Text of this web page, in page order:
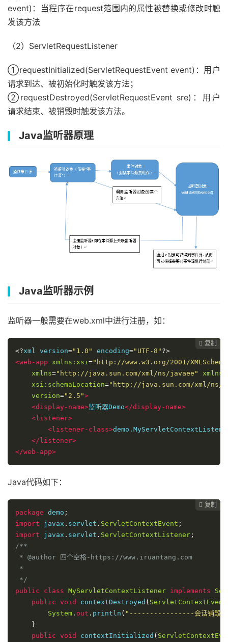
event)：当程序在request范围内的属性被替换或修改时触
发该方法
（2）ServletRequestListener
①requestInitialized(ServletRequestEvent event)：用户
请求到达、被初始化时触发该方法；
②requestDestroyed(ServletRequestEvent sre)：用户
请求结束、被销毁时触发该方法。
Java监听器原理
Java监听器示例
监听器一般需要在web.xml中进行注册，如：
 复制
 复制
 复制
 复制
<?xml version="1.0" encoding="UTF-8" ?>
<web-app xmlns:xsi="http://www.w3.org/2001/
xmlns="http://java.sun.com/xml/ns/javaee"
xsi:schemaLocation="http://java.sun.com/xml/ns/
version="2.5">
<display-name>监听器Demo</display-name>
<listener>
<listener-class>
</listener>
</web-app>
Java代码如下：
 复制
 复制
 复制
package demo ;
import javax . servlet . ServletContextEvent ;
import javax . servlet . ServletContextListener ;
/**
* @author 四个空格-https://www.iruantang.com
*
*/
public
class MyServletContextListener implements
public void contextDestroyed ( ServletContextEvent
System . out . println ( "----------------会话销
}
public void contextInitialized (